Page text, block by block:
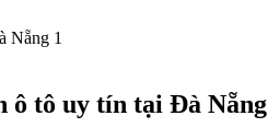
ô tô uy tín tại Đà Nẵng